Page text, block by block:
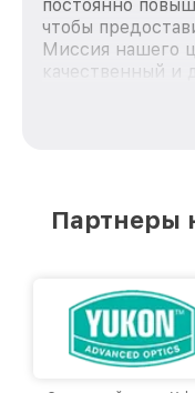
постоянно
чтобы
Миссия нашего
качественный и
каждого
зависимости
Казани,
Партнеры